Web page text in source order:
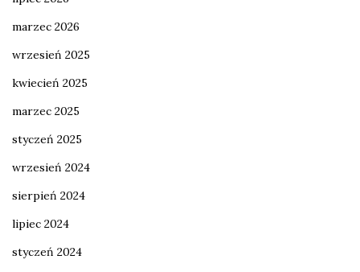
marzec 2026
wrzesień 2025
kwiecień 2025
marzec 2025
styczeń 2025
wrzesień 2024
sierpień 2024
lipiec 2024
styczeń 2024